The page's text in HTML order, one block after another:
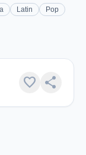
Latin
Pop
favorite share